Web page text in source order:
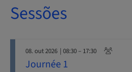
Sessões
08. out 2026 | 08:30 – 17:30
Journée 1